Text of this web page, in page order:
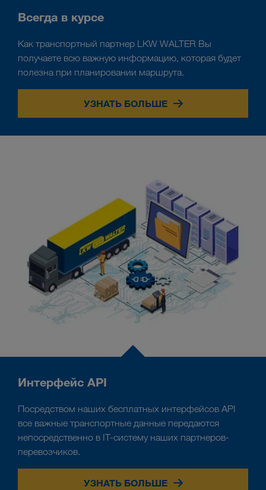
Всегда в курсе
Как транспортный партнер LKW WALTER Вы
получаете всю важную информацию, которая будет
полезна при планировании маршрута.
УЗНАТЬ БОЛЬШЕ
Интерфейс API
Посредством наших бесплатных интерфейсов API
все важные транспортные данные передаются
непосредственно в IT-систему наших партнеров-
перевозчиков.
УЗНАТЬ БОЛЬШЕ